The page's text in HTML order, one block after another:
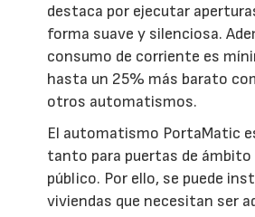
destaca por ejecutar
forma suave y silenciosa.
consumo de corriente es
hasta un 25% más barato
otros automatismos.
El automatismo PortaMatic
tanto para puertas de ámbito
público. Por ello, se puede
viviendas que necesitan ser